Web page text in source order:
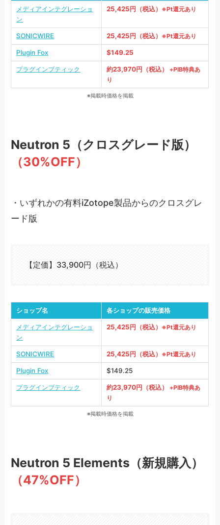
メディアインテグレーショ
ン
25,425円（税込） ※Pt還元あり
SONICWIRE 25,425円（税込） ※Pt還元あり
Plugin Fox $149.25
プラグインブティック 約23,970円（税込） +PIB特典あ
り
※掲載時価格を掲載
Neutron 5 （クロスグレード版）
（30%OFF）
・いずれかの有料iZotope製品からのクロスグレ
ード版
【定価】33,900円（税込）
ショップ名 各ショップの販売価格
メディアインテグレーショ
ン
25,425円（税込） ※Pt還元あり
SONICWIRE 25,425円（税込） ※Pt還元あり
Plugin Fox $149.25
プラグインブティック 約23,970円（税込） +PIB特典あ
り
※掲載時価格を掲載
Neutron 5 Elements（新規購入）
（47%OFF）